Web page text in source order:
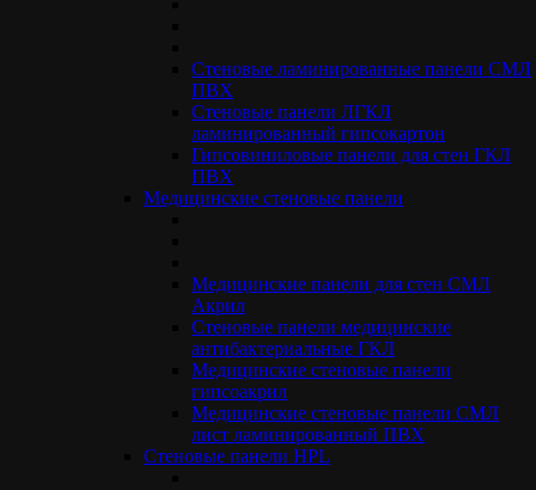
Стеновые ламинированные панели СМЛ
ПВХ
Стеновые панели ЛГКЛ
ламинированный гипсокартон
Гипсовиниловые панели для стен ГКЛ
ПВХ
Медицинские стеновые панели
Медицинские панели для стен СМЛ
Акрил
Стеновые панели медицинские
антибактериальные ГКЛ
Медицинские стеновые панели
гипсоакрил
Медицинские стеновые панели СМЛ
лист ламинированный ПВХ
Стеновые панели НPL
отделений применяют медицинские стеновые панели для
Особенности и преимущества
применяют ионные соединения металлов или катионные
полимеры, которые снижают жизнеспособность
микроорганизмов на лицевой поверхности панели.
Высокая адгезия декоративного покрытия к основанию, а
также стойкость декора к воздействию агрессивной химии.
Совместимость декоративного покрытия с основными
средствами дезинфекции и уборки, используемых в
медицинских учреждениях.